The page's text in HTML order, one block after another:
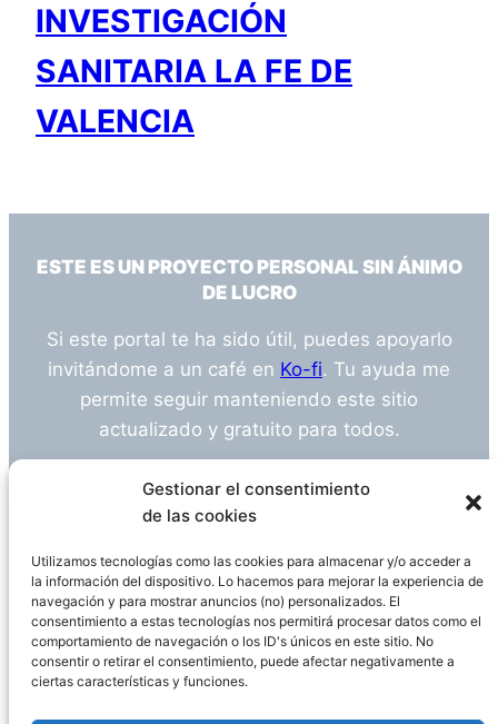
Gestionar el consentimiento
de las cookies
Utilizamos tecnologías como las cookies para almacenar y/o acceder a
la información del dispositivo. Lo hacemos para mejorar la experiencia de
navegación y para mostrar anuncios (no) personalizados. El
consentimiento a estas tecnologías nos permitirá procesar datos como el
comportamiento de navegación o los ID's únicos en este sitio. No
consentir o retirar el consentimiento, puede afectar negativamente a
ciertas características y funciones.
INVESTIGACIÓN
SANITARIA LA FE DE
VALENCIA
ESTE ES UN PROYECTO PERSONAL SIN ÁNIMO
DE LUCRO
Si este portal te ha sido útil, puedes apoyarlo
invitándome a un café en Ko-fi. Tu ayuda me
permite seguir manteniendo este sitio
actualizado y gratuito para todos.
¿Tienes alguna duda o sugerencia? Escríbeme
info@empleosanitarioinvestigacion.es
Descargo de Responsabilidad
Declaración de Privacidad Política de cookies